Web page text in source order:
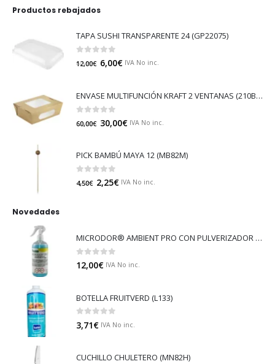
Productos rebajados
TAPA SUSHI TRANSPARENTE 24 (GP22075)
out of 5
12,00€ 6,00€ IVA No inc.
ENVASE MULTIFUNCIÓN KRAFT 2 VENTANAS (210BOXS501)
out of 5
60,00€ 30,00€ IVA No inc.
PICK BAMBÚ MAYA 12 (MB82M)
out of 5
4,50€ 2,25€ IVA No inc.
Novedades
MICRODOR® AMBIENT PRO CON PULVERIZADOR (LB08)
0 out of 5
12,00€ IVA No inc.
BOTELLA FRUITVERD (L133)
0 out of 5
3,71€ IVA No inc.
CUCHILLO CHULETERO (MN82H)